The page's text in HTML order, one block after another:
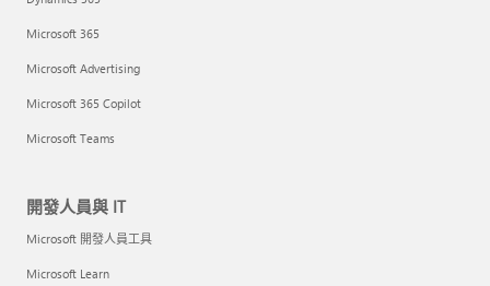
Microsoft 365
Microsoft Advertising
Microsoft 365 Copilot
Microsoft Teams
開發人員與 IT
Microsoft 開發人員工具
Microsoft Learn